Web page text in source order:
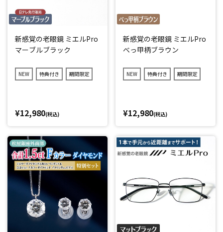
新感覚の老眼鏡 ミエルPro
マーブルブラック
NEW 特典付き 期間限定
¥12,980(税込)
新感覚の老眼鏡 ミエルPro
べっ甲柄ブラウン
NEW 特典付き 期間限定
¥12,980(税込)